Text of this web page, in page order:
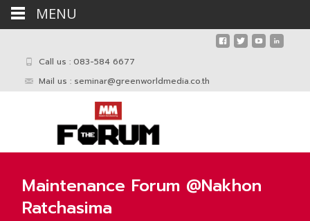
Call us : 083-584 6677
Mail us : seminar@greenworldmedia.co.th
Maintenance Forum @Nakhon
Ratchasima
MENU